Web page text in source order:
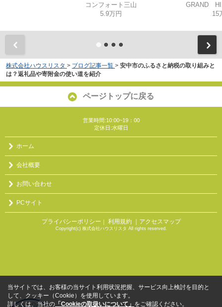
コンフォート三山
5.9万円
GRAND
15
株式会社ハウスリスタ > ブログ記事一覧 > 安中市のふるさと納税の取り組みと
は？返礼品や寄附金の使い道を紹介
ページトップに戻る
営業時間:10:00~19：00
定休日:水曜日
ホーム
会社概要
お問い合わせ
PCサイト
プライバシーポリシー ｜ 利用規約 ｜アクセスマップ
Copyright(c) 株式会社ハウスリスタ All rights reserved.
当サイトでは、お客様の当サイト利用状況把握、サービス向上検討を目的と
して、クッキー（Cookie）を使用しています。
詳しくは、当社の 「Cookieの取扱いについて」 をご確認ください。